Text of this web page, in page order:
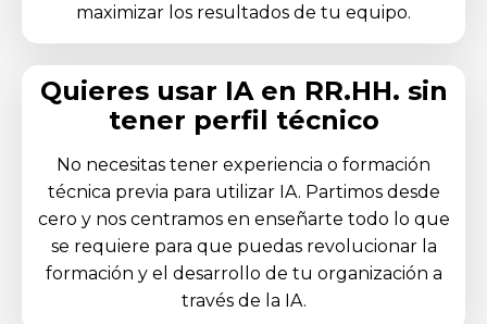
maximizar los resultados de tu equipo.
Quieres usar IA en RR.HH. sin
tener perfil técnico
No necesitas tener experiencia o formación
técnica previa para utilizar IA. Partimos desde
cero y nos centramos en enseñarte todo lo que
se requiere para que puedas revolucionar la
formación y el desarrollo de tu organización a
través de la IA.